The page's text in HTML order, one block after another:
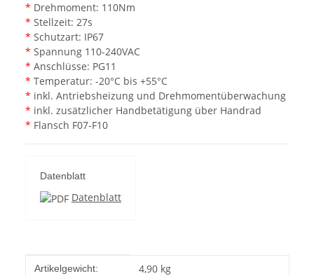
* Drehmoment: 110Nm
* Stellzeit: 27s
* Schutzart: IP67
* Spannung 110-240VAC
* Anschlüsse: PG11
* Temperatur: -20°C bis +55°C
* inkl. Antriebsheizung und Drehmomentüberwachung
* inkl. zusätzlicher Handbetätigung über Handrad
* Flansch F07-F10
Datenblatt
Datenblatt
Produkteigenschaft
Wert
Artikelgewicht: 4,90 kg